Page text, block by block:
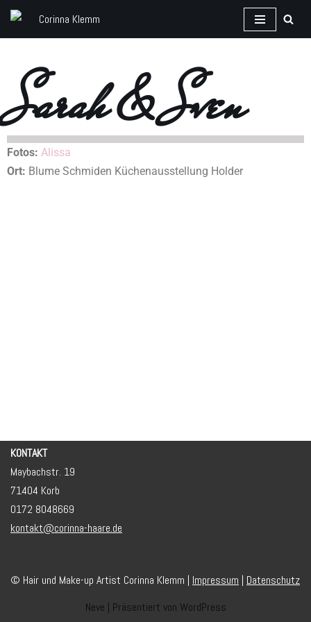
Zum
springen
Sarah & Sven
Fotos: Alissa
Ort: Blume Schmiden Küchenausstellung Holder
KONTAKT
Maybachstr. 19
71404 Korb
0172 8048669
kontakt@corinna-haare.de
© Hair und Make-up Artist Corinna Klemm | Impressum | Datenschutz
Neve | Präsentiert von WordPress